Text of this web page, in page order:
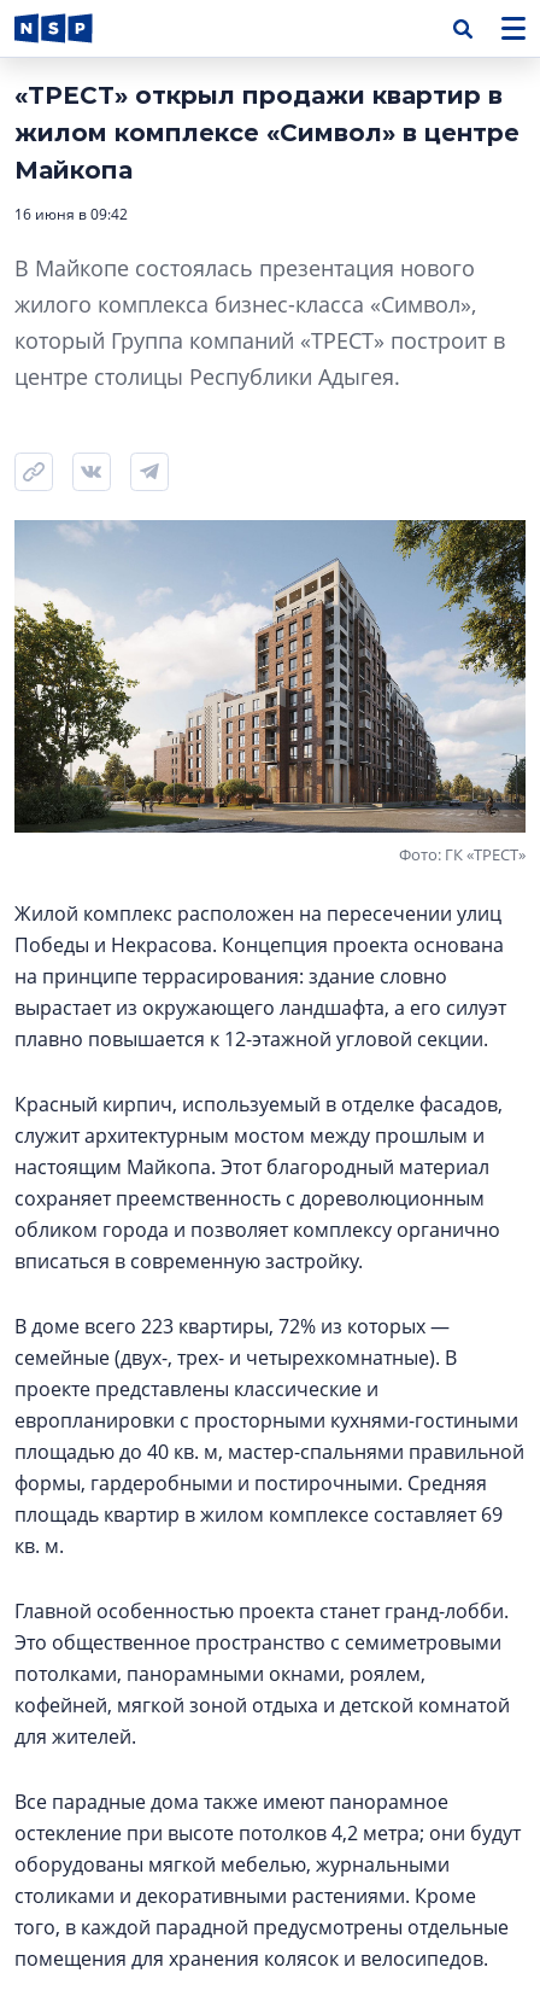
«ТРЕСТ» открыл продажи квартир в
жилом комплексе «Символ» в центре
Майкопа
16 июня в 09:42
В Майкопе состоялась презентация нового
жилого комплекса бизнес-класса «Символ»,
который Группа компаний «ТРЕСТ» построит в
центре столицы Республики Адыгея.
Фото: ГК «ТРЕСТ»
Жилой комплекс расположен на пересечении улиц
Победы и Некрасова. Концепция проекта основана
на принципе террасирования: здание словно
вырастает из окружающего ландшафта, а его силуэт
плавно повышается к 12-этажной угловой секции.
Красный кирпич, используемый в отделке фасадов,
служит архитектурным мостом между прошлым и
настоящим Майкопа. Этот благородный материал
сохраняет преемственность с дореволюционным
обликом города и позволяет комплексу органично
вписаться в современную застройку.
В доме всего 223 квартиры, 72% из которых —
семейные (двух-, трех- и четырехкомнатные). В
проекте представлены классические и
европланировки с просторными кухнями-гостиными
площадью до 40 кв. м, мастер-спальнями правильной
формы, гардеробными и постирочными. Средняя
площадь квартир в жилом комплексе составляет 69
кв. м.
Главной особенностью проекта станет гранд-лобби.
Это общественное пространство с семиметровыми
потолками, панорамными окнами, роялем,
кофейней, мягкой зоной отдыха и детской комнатой
для жителей.
Все парадные дома также имеют панорамное
остекление при высоте потолков 4,2 метра; они будут
оборудованы мягкой мебелью, журнальными
столиками и декоративными растениями. Кроме
того, в каждой парадной предусмотрены отдельные
помещения для хранения колясок и велосипедов.